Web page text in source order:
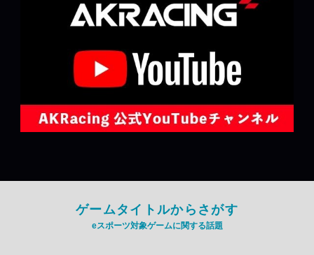
ゲームタイトルからさがす
eスポーツ対象ゲームに関する話題